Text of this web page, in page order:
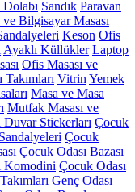
Dolabı Sandık Paravan
ve Bilgisayar Masası
Keson Ofis
Ayaklı Küllükler Laptop
Ofis Masası ve
Takımları Vitrin Yemek
Masa ve Masa
Mutfak Masası ve
Duvar Stickerları Çocuk
Çocuk
Çocuk Odası Bazası
Komodini Çocuk Odası
Genç Odası